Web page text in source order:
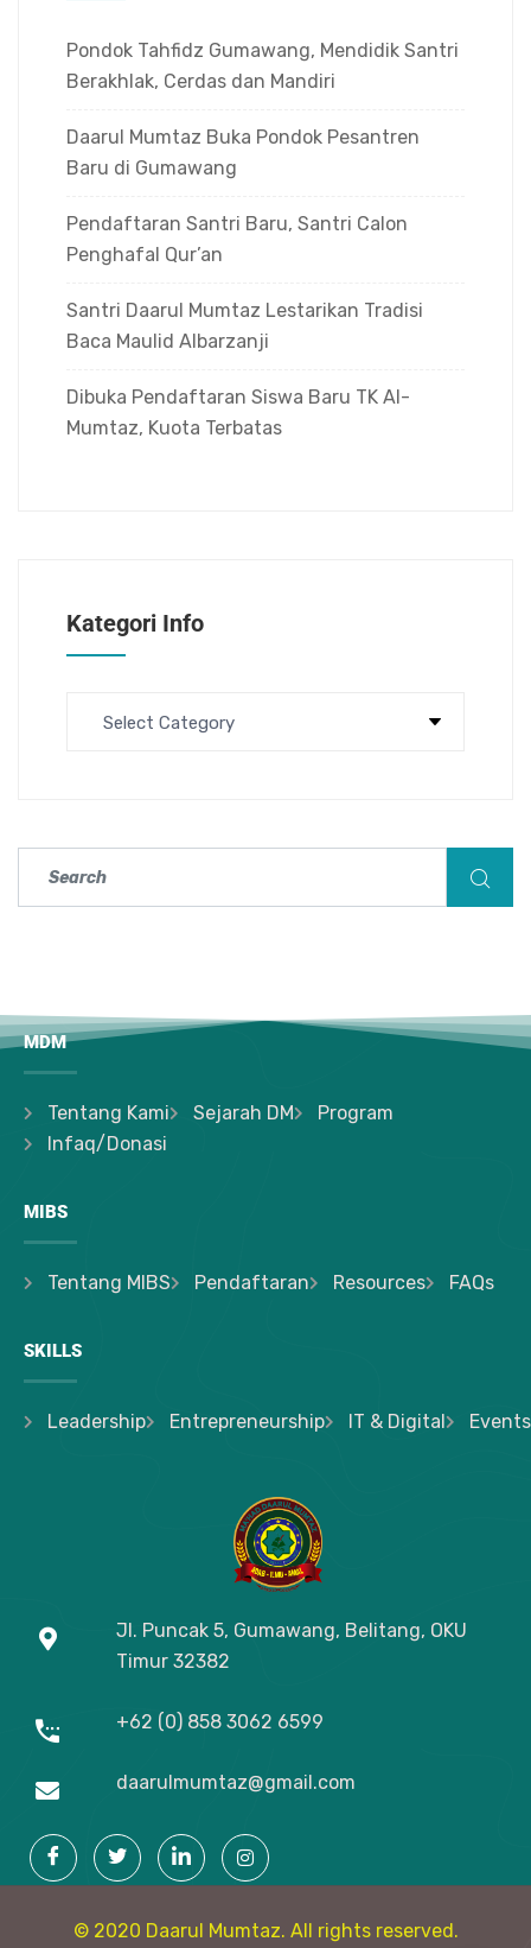
Pondok Tahfidz Gumawang, Mendidik Santri
Berakhlak, Cerdas dan Mandiri
Daarul Mumtaz Buka Pondok Pesantren
Baru di Gumawang
Pendaftaran Santri Baru, Santri Calon
Penghafal Qur’an
Santri Daarul Mumtaz Lestarikan Tradisi
Baca Maulid Albarzanji
Dibuka Pendaftaran Siswa Baru TK Al-
Mumtaz, Kuota Terbatas
Kategori Info
MDM
Tentang Kami Sejarah DM
Program
Infaq/Donasi
MIBS
Tentang MIBS Pendaftaran Resources FAQs
SKILLS
Leadership Entrepreneurship IT & Digital Events
Jl. Puncak 5, Gumawang, Belitang, OKU
Timur 32382
+62 (0) 858 3062 6599
daarulmumtaz@gmail.com
© 2020 Daarul Mumtaz. All rights reserved.